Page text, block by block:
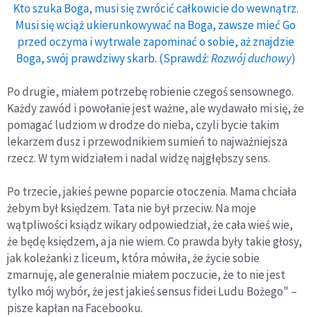
Kto szuka Boga, musi się zwrócić całkowicie do wewnątrz.
Musi się wciąż ukierunkowywać na Boga, zawsze mieć Go
przed oczyma i wytrwale zapominać o sobie, aż znajdzie
Boga, swój prawdziwy skarb. (Sprawdź:Rozwój duchowy)
Po drugie, miałem potrzebę robienie czegoś sensownego.
Każdy zawód i powołanie jest ważne, ale wydawało mi się, że
pomagać ludziom w drodze do nieba, czyli bycie takim
lekarzem dusz i przewodnikiem sumień to najważniejsza
rzecz. W tym widziałem i nadal widzę najgłębszy sens.
Po trzecie, jakieś pewne poparcie otoczenia. Mama chciała
żebym był księdzem. Tata nie był przeciw. Na moje
wątpliwości ksiądz wikary odpowiedział, że cała wieś wie,
że będę księdzem, a ja nie wiem. Co prawda były takie głosy,
jak koleżanki z liceum, która mówiła, że życie sobie
zmarnuję, ale generalnie miałem poczucie, że to nie jest
tylko mój wybór, że jest jakieś sensus fidei Ludu Bożego" –
pisze kapłan na Facebooku.